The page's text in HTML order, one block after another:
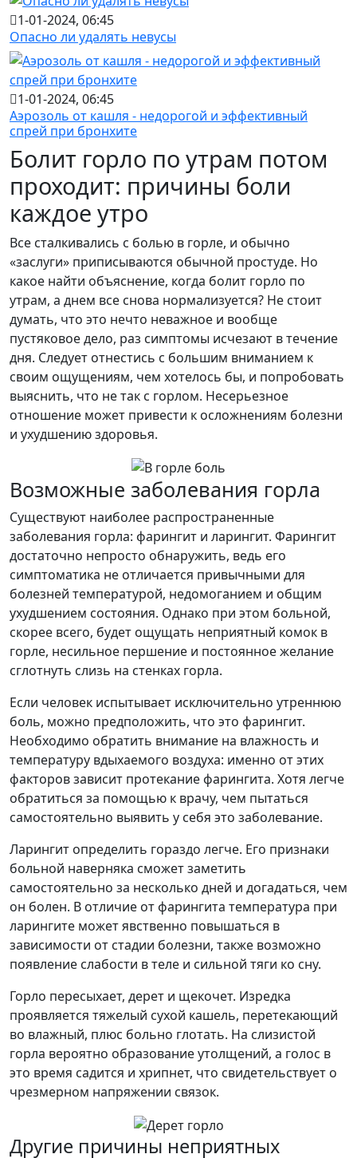
1-01-2024, 06:45
Опасно ли удалять невусы
1-01-2024, 06:45
Аэрозоль от кашля - недорогой и эффективный
спрей при бронхите
Болит горло по утрам потом
проходит: причины боли
каждое утро
Все сталкивались с болью в горле, и обычно
«заслуги» приписываются обычной простуде. Но
какое найти объяснение, когда болит горло по
утрам, а днем все снова нормализуется? Не стоит
думать, что это нечто неважное и вообще
пустяковое дело, раз симптомы исчезают в течение
дня. Следует отнестись с большим вниманием к
своим ощущениям, чем хотелось бы, и попробовать
выяснить, что не так с горлом. Несерьезное
отношение может привести к осложнениям болезни
и ухудшению здоровья.
Возможные заболевания горла
Существуют наиболее распространенные
заболевания горла: фарингит и ларингит. Фарингит
достаточно непросто обнаружить, ведь его
симптоматика не отличается привычными для
болезней температурой, недомоганием и общим
ухудшением состояния. Однако при этом больной,
скорее всего, будет ощущать неприятный комок в
горле, несильное першение и постоянное желание
сглотнуть слизь на стенках горла.
Если человек испытывает исключительно утреннюю
боль, можно предположить, что это фарингит.
Необходимо обратить внимание на влажность и
температуру вдыхаемого воздуха: именно от этих
факторов зависит протекание фарингита. Хотя легче
обратиться за помощью к врачу, чем пытаться
самостоятельно выявить у себя это заболевание.
Ларингит определить гораздо легче. Его признаки
больной наверняка сможет заметить
самостоятельно за несколько дней и догадаться, чем
он болен. В отличие от фарингита температура при
ларингите может явственно повышаться в
зависимости от стадии болезни, также возможно
появление слабости в теле и сильной тяги ко сну.
Горло пересыхает, дерет и щекочет. Изредка
проявляется тяжелый сухой кашель, перетекающий
во влажный, плюс больно глотать. На слизистой
горла вероятно образование утолщений, а голос в
это время садится и хрипнет, что свидетельствует о
чрезмерном напряжении связок.
Другие причины неприятных